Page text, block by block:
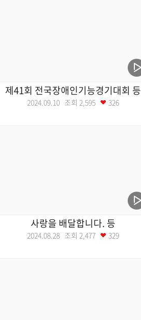
제41회 전국장애인기능경기대회 등
2024.09.10 조회 2,595 326
사랑을 배달합니다. 등
2024.08.28 조회 2,477 329